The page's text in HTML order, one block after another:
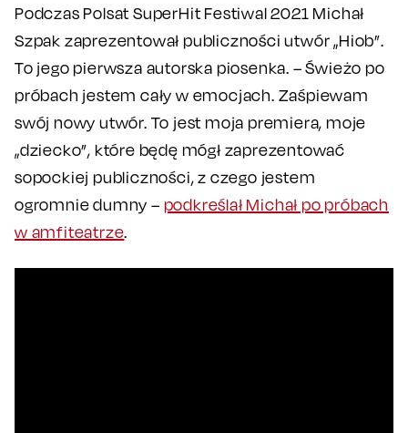
Podczas Polsat SuperHit Festiwal 2021 Michał
Szpak zaprezentował publiczności utwór „Hiob”.
To jego pierwsza autorska piosenka. – Świeżo po
próbach jestem cały w emocjach. Zaśpiewam
swój nowy utwór. To jest moja premiera, moje
„dziecko”, które będę mógł zaprezentować
sopockiej publiczności, z czego jestem
ogromnie dumny – podkreślał Michał po próbach
w amfiteatrze.